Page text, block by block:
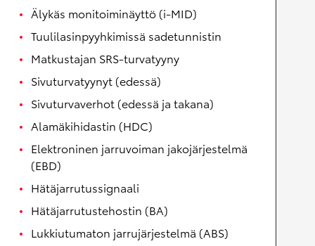
Älykäs monitoiminäyttö (i-MID)
Tuulilasinpyyhkimissä sadetunnistin
Matkustajan SRS-turvatyyny
Sivuturvatyynyt (edessä)
Sivuturvaverhot (edessä ja takana)
Alamäkihidastin (HDC)
Elektroninen jarruvoiman jakojärjestelmä
(EBD)
Hätäjarrutussignaali
Hätäjarrutustehostin (BA)
Lukkiutumaton jarrujärjestelmä (ABS)